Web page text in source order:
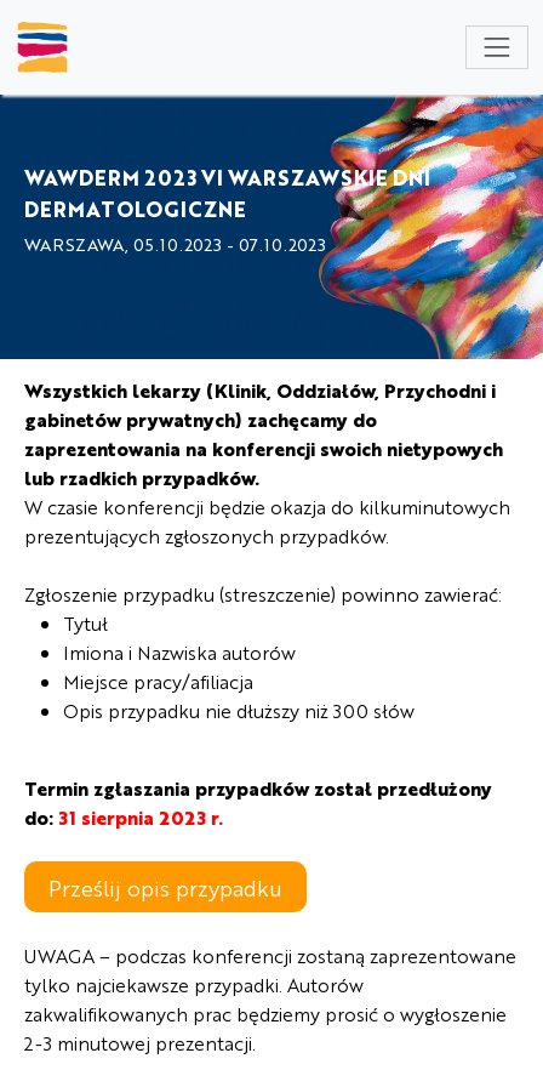
WAWDERM 2023 VI WARSZAWSKIE DNI
DERMATOLOGICZNE
WARSZAWA, 05.10.2023 - 07.10.2023
Wszystkich lekarzy (Klinik, Oddziałów, Przychodni i
gabinetów prywatnych) zachęcamy do
zaprezentowania na konferencji swoich nietypowych
lub rzadkich przypadków.
W czasie konferencji będzie okazja do kilkuminutowych
prezentujących zgłoszonych przypadków.
Zgłoszenie przypadku (streszczenie) powinno zawierać:
Tytuł
Imiona i Nazwiska autorów
Miejsce pracy/afiliacja
Opis przypadku nie dłuższy niż 300 słów
Termin zgłaszania przypadków został przedłużony
do: 31 sierpnia 2023 r.
Prześlij opis przypadku
UWAGA – podczas konferencji zostaną zaprezentowane
tylko najciekawsze przypadki. Autorów
zakwalifikowanych prac będziemy prosić o wygłoszenie
2-3 minutowej prezentacji.